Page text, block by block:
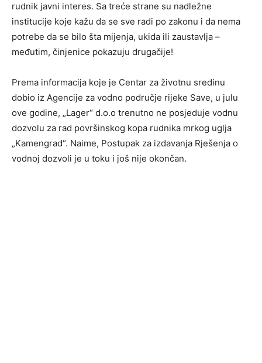
rudnik javni interes. Sa treće strane su nadležne
institucije koje kažu da se sve radi po zakonu i da nema
potrebe da se bilo šta mijenja, ukida ili zaustavlja –
međutim, činjenice pokazuju drugačije!
Prema informacija koje je Centar za životnu sredinu
dobio iz Agencije za vodno područje rijeke Save, u julu
ove godine, „Lager“ d.o.o trenutno ne posjeduje vodnu
dozvolu za rad površinskog kopa rudnika mrkog uglja
„Kamengrad“. Naime, Postupak za izdavanja Rješenja o
vodnoj dozvoli je u toku i još nije okončan.